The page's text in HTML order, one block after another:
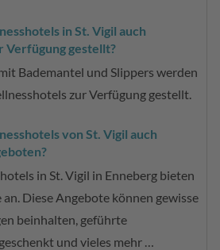
in St. Vigil auch
Verfügung gestellt?
Bademantel und Slippers werden
zur Verfügung gestellt.
von St. Vigil auch
in St. Vigil in Enneberg bieten
an. Diese Angebote können gewisse
beinhalten, geführte
und vieles mehr …